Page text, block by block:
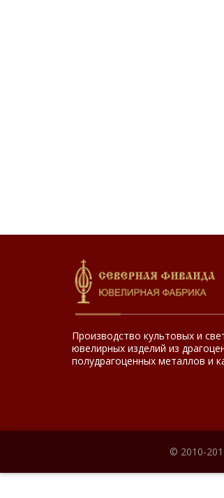
Производство культовых и
ювелирных изделий из
полудрагоценных металлов и
© 2010-